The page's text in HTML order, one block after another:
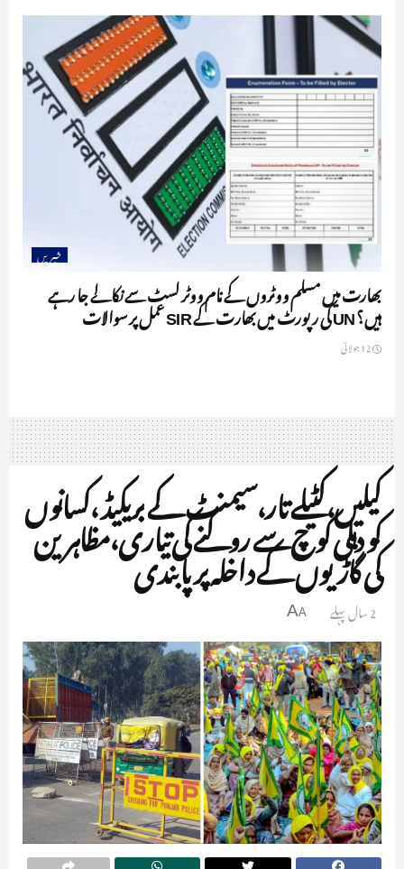
خبریں
بھارت میں مسلم ووٹروں کے نام ووٹر لسٹ سے نکالے جا رہے
ہیں؟ UN کی رپورٹ میں بھارت کے SIR عمل پر سوالات
کیلیں،کٹیلے تار،سیمنٹ کے بریکیڈ ،کسانوں
کو دہلی کوچ سے روکنے کی تیاری،مظاہرین
کی گاڑیوں کے داخلہ پر پابندی
2 سال پہلے A
A